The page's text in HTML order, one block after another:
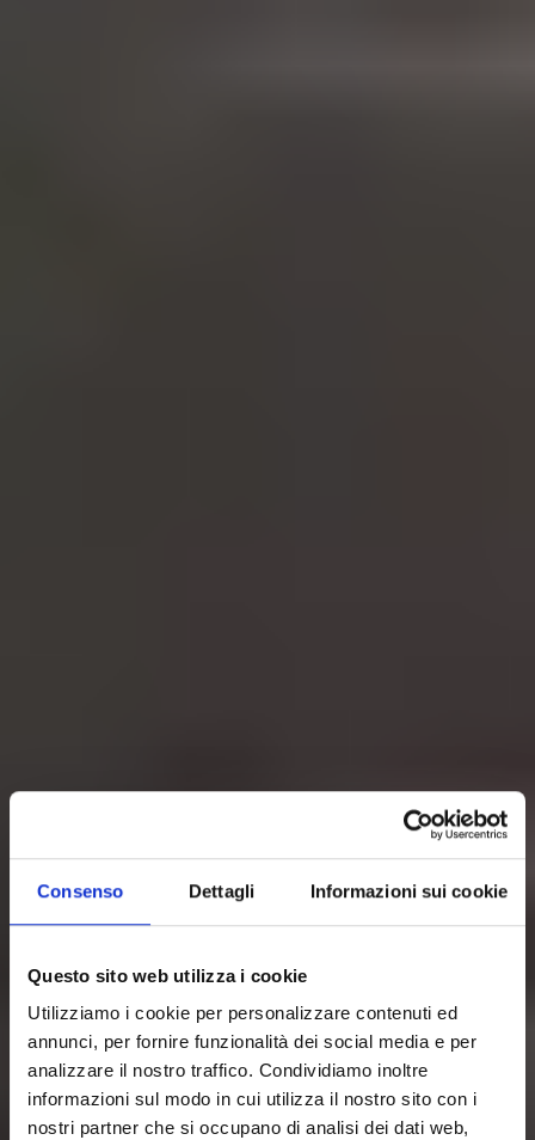
Consenso Dettagli Informazioni sui cookie
Questo sito web utilizza i cookie
Utilizziamo i cookie per personalizzare contenuti ed
annunci, per fornire funzionalità dei social media e per
analizzare il nostro traffico. Condividiamo inoltre
informazioni sul modo in cui utilizza il nostro sito con i
nostri partner che si occupano di analisi dei dati web,